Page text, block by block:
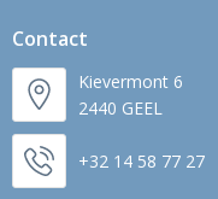
Contact
Kievermont 6
2440 GEEL
+32 14 58 77 27